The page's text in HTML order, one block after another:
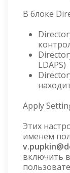
В блоке
LDAPS)
Apply
Этих
именем
включить